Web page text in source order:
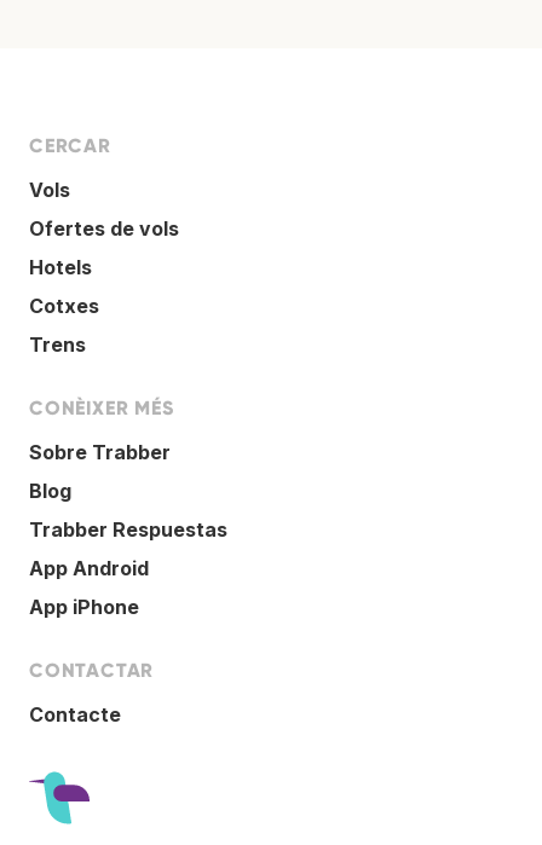
CERCAR
Vols
Ofertes de vols
Hotels
Cotxes
Trens
CONÈIXER MÉS
Sobre Trabber
Blog
Trabber Respuestas
App Android
App iPhone
CONTACTAR
Contacte